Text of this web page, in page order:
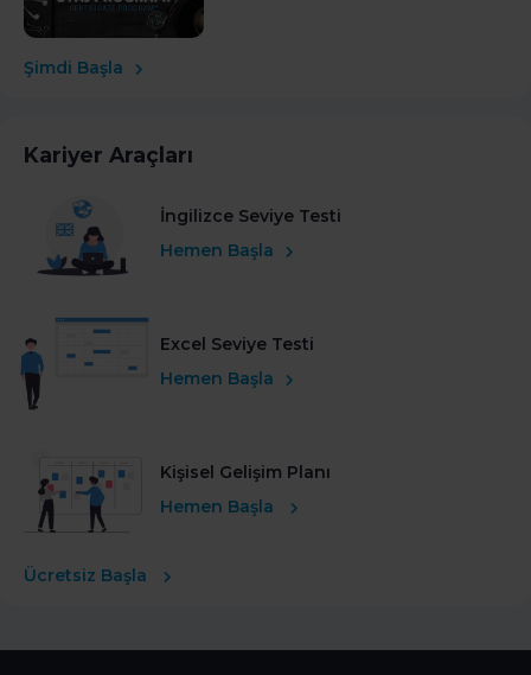
Şimdi Başla
Kariyer Araçları
İngilizce Seviye Testi
Hemen Başla
Excel Seviye Testi
Hemen Başla
Kişisel Gelişim Planı
Hemen Başla
Ücretsiz Başla